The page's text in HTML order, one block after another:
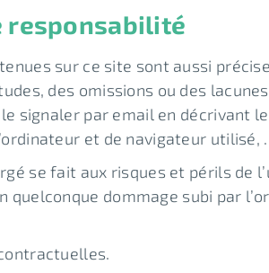
responsabilité
sur ce site sont aussi
des omissions ou des
signaler par email en décrivant
et de navigateur utilisé,
se fait aux risques et périls de
quelconque dommage subi par